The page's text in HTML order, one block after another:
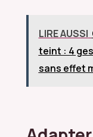
LIRE AUSSI
teint : 4
sans effet